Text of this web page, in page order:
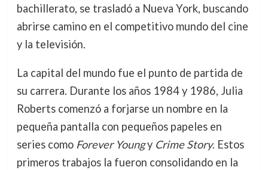
bachillerato, se trasladó a Nueva York, buscando
abrirse camino en el competitivo mundo del cine
y la televisión.
La capital del mundo fue el punto de partida de
su carrera. Durante los años 1984 y 1986, Julia
Roberts comenzó a forjarse un nombre en la
pequeña pantalla con pequeños papeles en
series como Forever Youngy Crime Story. Estos
primeros trabajos la fueron consolidando en la